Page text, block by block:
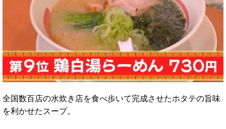
全国数百店の水炊き店を食べ歩いて完成させたホタテの旨味
を利かせたスープ。